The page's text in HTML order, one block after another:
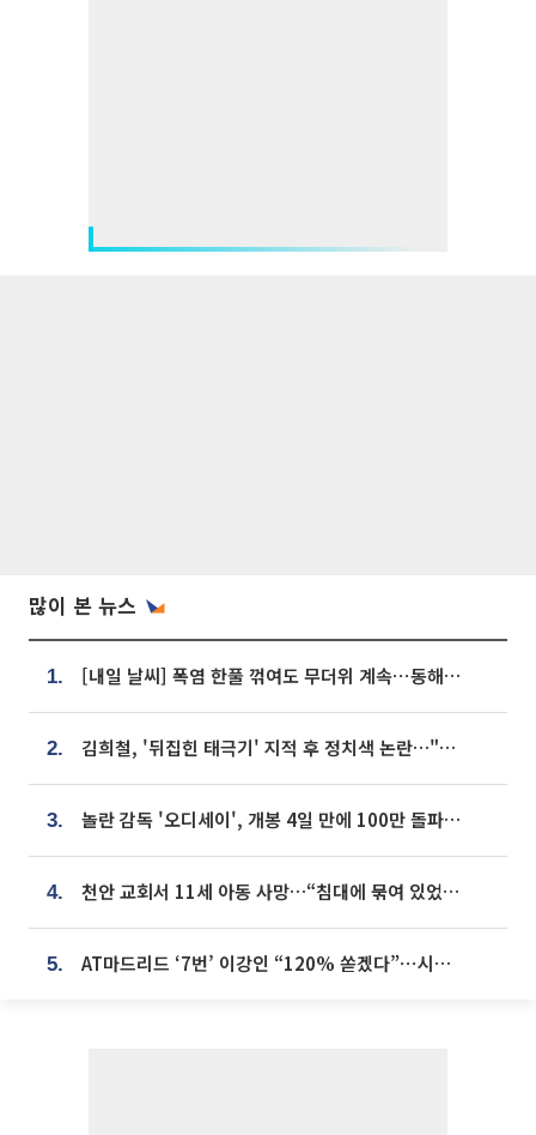
많이 본 뉴스
1. [내일 날씨] 폭염 한풀 꺾여도 무더위 계속⋯동해안 이틀 연속 비
2. 김희철, '뒤집힌 태극기' 지적 후 정치색 논란…"좌우 떠나 우리나라 국기"
3. 놀란 감독 '오디세이', 개봉 4일 만에 100만 돌파⋯'왕사남' 보다 빠르다
4. 천안 교회서 11세 아동 사망…“침대에 묶여 있었다” 진술 확보
5. AT마드리드 ‘7번’ 이강인 “120% 쏟겠다”⋯시메오네 감독 “필요한 선수”